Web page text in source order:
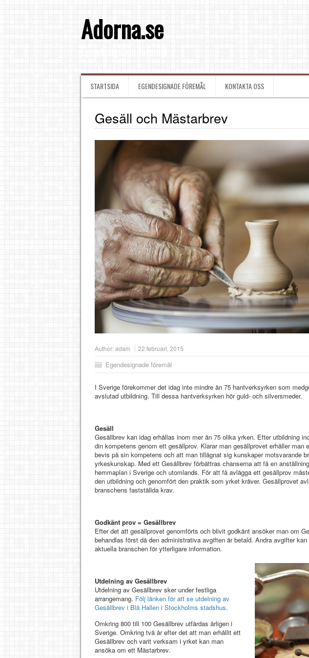
Adorna.se
Egendesignade föremål
STARTSIDA EGENDESIGNADE FÖREMÅL KONTAKTA OSS
Gesäll och Mästarbrev
Author:adam 22 februari, 2015
Egendesignade föremål
I Sverige förekommer det idag inte mindre än 75 hantverksyrken som
avslutad utbildning. Till dessa hantverksyrken hör guld- och silversmeder.
Gesäll
Gesällbrev kan idag erhållas inom mer än 75 olika yrken. Efter utbildning
din kompetens genom ett gesällprov. Klarar man gesällprovet erhåller
bevis på sin kompetens och att man tillägnat sig kunskaper motsvarande
yrkeskunskap. Med ett Gesällbrev förbättras chanserna att få en
hemmaplan i Sverige och utomlands. För att få avlägga ett gesällprov
den utbildning och genomfört den praktik som yrket kräver. Gesällprovet
branschens fastställda krav.
Godkänt prov = Gesällbrev
Efter det att gesällprovet genomförts och blivit godkänt ansöker man om
behandlas först då den administrativa avgiften är betald. Andra avgifter
aktuella branschen för ytterligare information.
Utdelning av Gesällbrev
Utdelning av Gesällbrev sker under festliga
arrangemang. Följ länken för att se utdelning av
Gesällbrev i Blå Hallen i Stockholms stadshus.
Omkring 800 till 100 Gesällbrev utfärdas årligen i
Sverige. Omkring två år efter det att man erhållit ett
Gesällbrev och varit verksam i yrket kan man
ansöka om ett Mästarbrev.